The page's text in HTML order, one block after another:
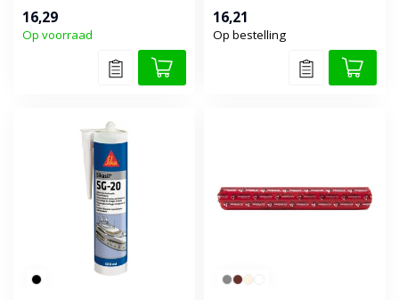
uithardende siliconenkit, ...
16,29
Op voorraad
16,21
Op bestelling